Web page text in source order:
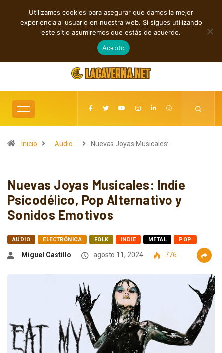
TENDENCIAS
Sonidos que Cruzan Fronteras
agosto 10, 2026
Inicio Audio Nuevas Joyas Musicales:…
Nuevas Joyas Musicales: Indie
Psicodélico, Pop Alternativo y
Sonidos Emotivos
AUDIO ELECTRÓNICA FOLK INDIE METAL POP
Miguel Castillo agosto 11, 2024 776
Utilizamos cookies para asegurar que damos la mejor
experiencia al usuario en nuestra web. Si sigues utilizando
este sitio asumiremos que estás de acuerdo.
Acepto